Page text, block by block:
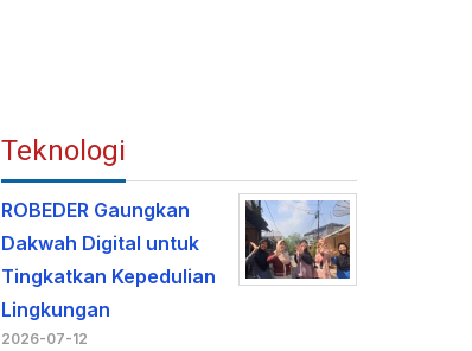
Teknologi
ROBEDER Gaungkan
Dakwah Digital untuk
Tingkatkan Kepedulian
Lingkungan
2026-07-12